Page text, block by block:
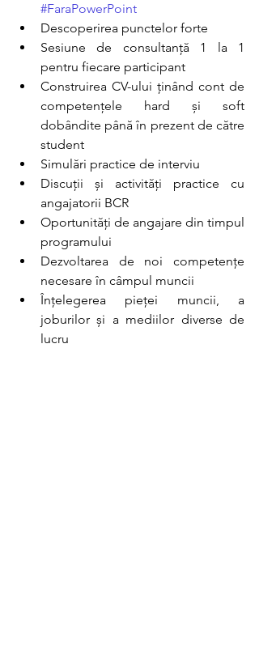
#FaraPowerPoint
Descoperirea punctelor forte
Sesiune de consultanță 1 la 1
pentru fiecare participant
Construirea CV-ului ținând cont de
competențele hard și soft
dobândite până în prezent de către
student
Simulări practice de interviu
Discuții și activități practice cu
angajatorii BCR
Oportunități de angajare din timpul
programului
Dezvoltarea de noi competențe
necesare în câmpul muncii
Înțelegerea pieței muncii, a
joburilor și a mediilor diverse de
lucru